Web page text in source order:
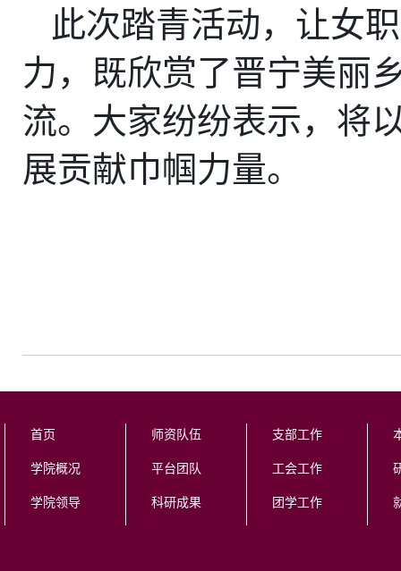
此次踏青活动，让女
力，既欣赏了晋宁美丽
流。大家纷纷表示，将
展贡献巾帼力量。
首页
学院概况
学院领导
师资队伍
平台团队
科研成果
支部工作
工会工作
团学工作